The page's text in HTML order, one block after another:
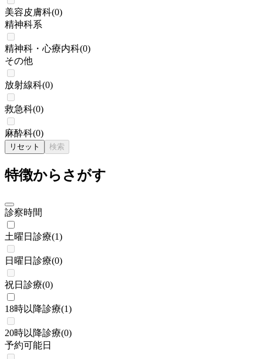
美容皮膚科(0)
精神科系
精神科・心療内科(0)
その他
放射線科(0)
救急科(0)
麻酔科(0)
リセット 検索
特徴からさがす
診察時間
土曜日診療(1)
日曜日診療(0)
祝日診療(0)
18時以降診療(1)
20時以降診療(0)
予約可能日